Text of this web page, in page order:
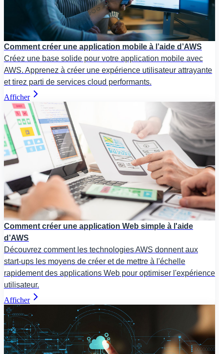
Comment créer une application mobile à l’aide d’AWS
Créez une base solide pour votre application mobile avec
AWS. Apprenez à créer une expérience utilisateur attrayante
et tirez parti de services cloud performants.
Afficher
Comment créer une application Web simple à l'aide
d’AWS
Découvrez comment les technologies AWS donnent aux
start-ups les moyens de créer et de mettre à l'échelle
rapidement des applications Web pour optimiser l'expérience
utilisateur.
Afficher